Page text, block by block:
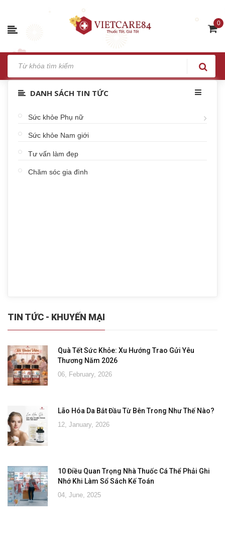
0
DANH SÁCH TIN TỨC
Sức khỏe Phụ nữ
Sức khỏe Nam giới
Tư vấn làm đẹp
Chăm sóc gia đình
TIN TỨC - KHUYẾN MẠI
Quà Tết Sức Khỏe: Xu Hướng Trao Gửi Yêu
Thương Năm 2026
06, February, 2026
Lão Hóa Da Bắt Đầu Từ Bên Trong Như Thế Nào?
12, January, 2026
10 Điều Quan Trọng Nhà Thuốc Cá Thể Phải Ghi
Nhớ Khi Làm Sổ Sách Kế Toán
04, June, 2025